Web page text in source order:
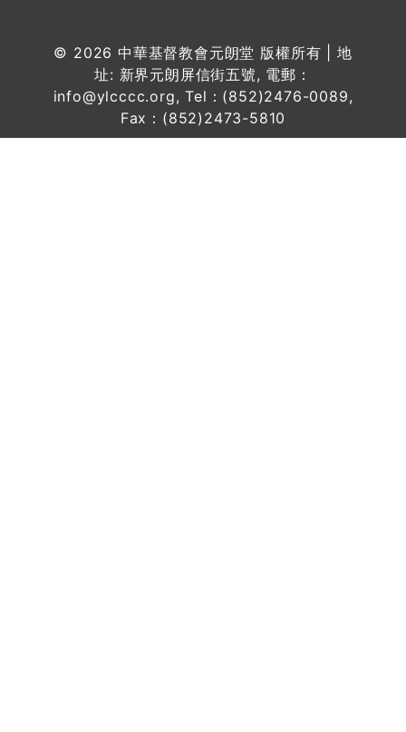
© 2026 中華基督教會元朗堂 版權所有 | 地
址: 新界元朗屏信街五號, 電郵：
info@ylcccc.org, Tel：(852)2476-0089,
Fax：(852)2473-5810